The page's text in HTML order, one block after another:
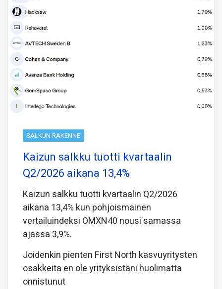
SALKUN RAKENNE
Kaizun salkku tuotti kvartaalin
Q2/2026 aikana 13,4%
Kaizun salkku tuotti kvartaalin Q2/2026
aikana 13,4% kun pohjoismainen
vertailuindeksi OMXN40 nousi samassa
ajassa 3,9%.
Joidenkin pienten First North kasvuyritysten
osakkeita en ole yrityksistäni huolimatta
onnistunut